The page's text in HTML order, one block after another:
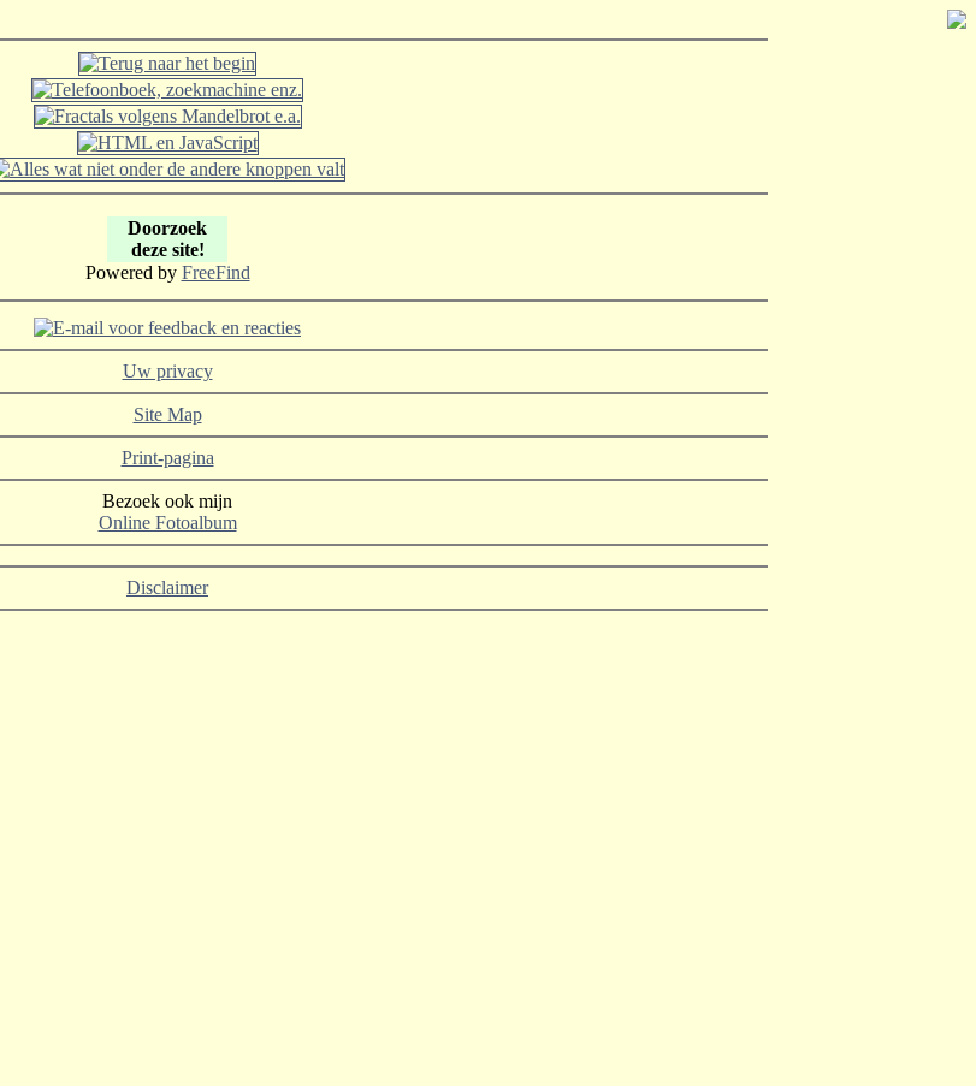
Doorzoek
deze site!
Powered by FreeFind
Uw privacy
Site Map
Print-pagina
Bezoek ook mijn
Online Fotoalbum
Disclaimer